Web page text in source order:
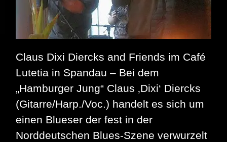
Claus Dixi Diercks and Friends im Café
Lutetia in Spandau – Bei dem
„Hamburger Jung“ Claus ‚Dixi‘ Diercks
(Gitarre/Harp./Voc.) handelt es sich um
einen Blueser der fest in der
Norddeutschen Blues-Szene verwurzelt